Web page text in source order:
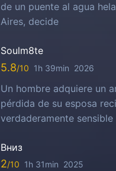
de un puente al agua
Aires, decide
Soulm8te
5.8 1h 39min 2026
Un hombre adquiere un
pérdida de su esposa
verdaderamente sensible
Вниз
2 1h 31min 2025